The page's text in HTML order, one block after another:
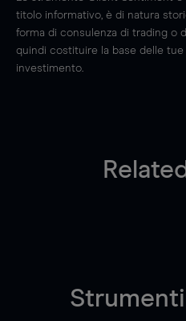
titolo informativo, è di natura
forma di consulenza di trading o
quindi costituire la base delle
investimento.